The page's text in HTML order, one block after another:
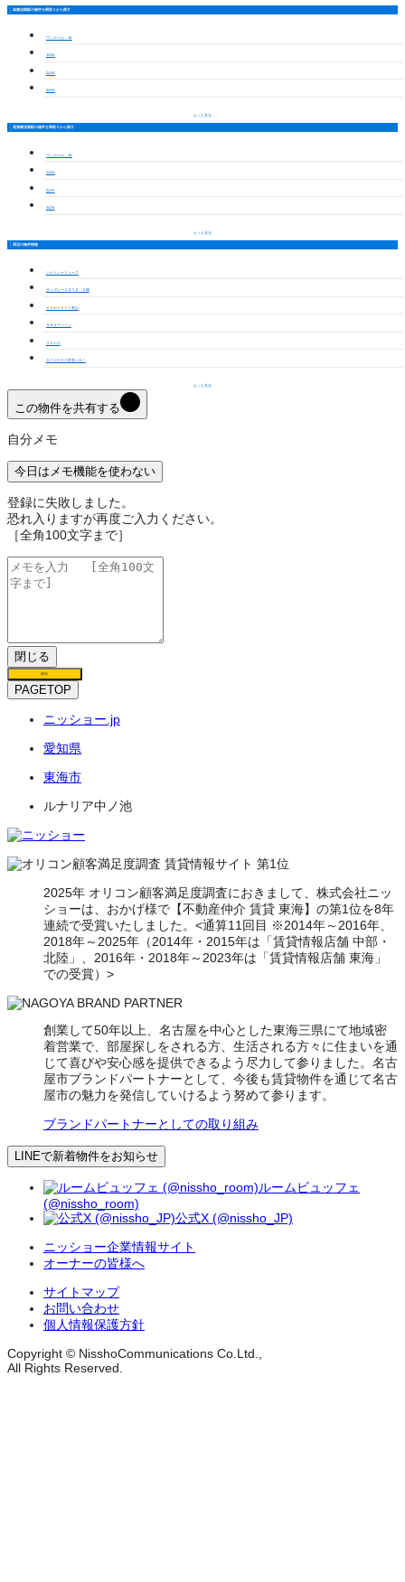
高横須賀駅の物件を間取りから探す
ワンルーム・1K
1LDK
2LDK
3LDK
もっと見る
尾張横須賀駅の物件を間取りから探す
ワンルーム・1K
1LDK
2LDK
3LDK
もっと見る
周辺の物件情報
シャトレーミューズ
サングレースＯＴＯ Ｃ棟
Ｃｏｍｆｏｒｔ東山
ＮＨオランジュ
ラスカス
サニーテラス富貴ノ台Ⅰ
もっと見る
この物件を共有する
自分メモ
今日はメモ機能を使わない
登録に失敗しました。
恐れ入りますが再度ご入力ください。
［全角100文字まで］
閉じる
保存
PAGETOP
ニッショー.jp
愛知県
東海市
ルナリア中ノ池
2025年 オリコン顧客満足度調査におきまして、株式会社ニッ
ショーは、おかげ様で【不動産仲介 賃貸 東海】の第1位を8年
連続で受賞いたしました。<通算11回目 ※2014年～2016年、
2018年～2025年（2014年・2015年は「賃貸情報店舗 中部・
北陸」、2016年・2018年～2023年は「賃貸情報店舗 東海」
での受賞）>
創業して50年以上、名古屋を中心とした東海三県にて地域密
着営業で、部屋探しをされる方、生活される方々に住まいを通
じて喜びや安心感を提供できるよう尽力して参りました。名古
屋市ブランドパートナーとして、今後も賃貸物件を通じて名古
屋市の魅力を発信していけるよう努めて参ります。
ブランドパートナーとしての取り組み
LINEで新着物件をお知らせ
ルームビュッフェ
(@nissho_room)
公式X (@nissho_JP)
ニッショー企業情報サイト
オーナーの皆様へ
サイトマップ
お問い合わせ
個人情報保護方針
Copyright © NisshoCommunications Co.Ltd.,
All Rights Reserved.